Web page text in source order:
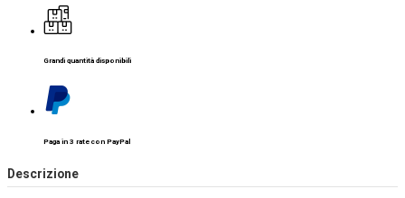
Grandi quantità disponibili
Paga in 3 rate con PayPal
Descrizione